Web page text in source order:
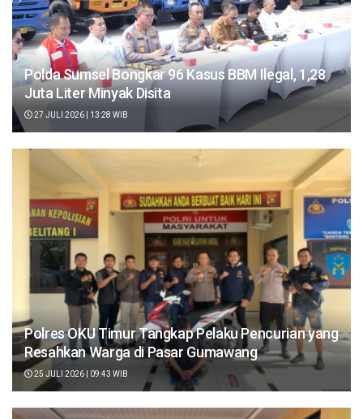
Polda Sumsel Bongkar 96 Kasus BBM Ilegal, 1,28
Juta Liter Minyak Disita
27 JULI 2026 | 13:28 WIB
Polres OKU Timur Tangkap Pelaku Pencurian yang
Resahkan Warga di Pasar Gumawang
25 JULI 2026 | 09:43 WIB